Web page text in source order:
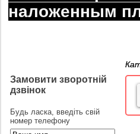
наложенным
Замовити зворотній
дзвінок
Будь ласка, введіть свій
номер телефону